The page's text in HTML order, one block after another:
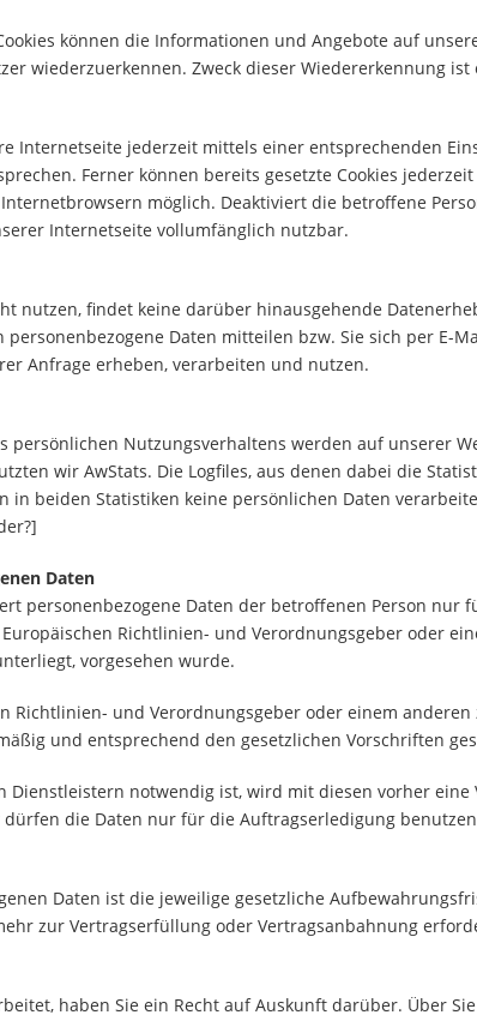
können die Informationen und Angebote auf
wiederzuerkennen. Zweck dieser Wiedererkennung
Internetseite jederzeit mittels einer entsprechenden
Ferner können bereits gesetzte Cookies
möglich. Deaktiviert die betroffene
Internetseite vollumfänglich nutzbar.
nutzen, findet keine darüber hinausgehende
Daten mitteilen bzw. Sie sich per E-
Anfrage erheben, verarbeiten und nutzen.
Nutzungsverhaltens werden auf unserer
wir AwStats. Die Logfiles, aus denen dabei die
beiden Statistiken keine persönlichen Daten
Daten
personenbezogene Daten der betroffenen Person nur
Richtlinien- und Verordnungsgeber oder
vorgesehen wurde.
Richtlinien- und Verordnungsgeber oder einem
und entsprechend den gesetzlichen Vorschriften
notwendig ist, wird mit diesen vorher
die Daten nur für die Auftragserledigung
Daten ist die jeweilige gesetzliche
zur Vertragserfüllung oder Vertragsanbahnung
haben Sie ein Recht auf Auskunft darüber. Über